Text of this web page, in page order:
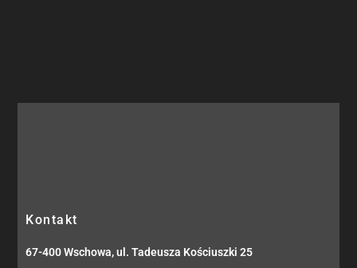
Kontakt
67-400 Wschowa, ul. Tadeusza Kościuszki 25